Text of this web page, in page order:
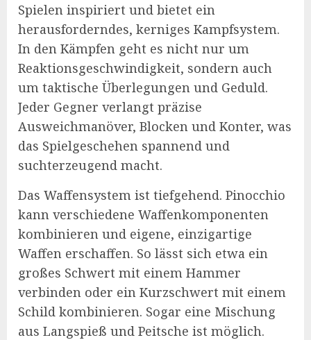
Spielen inspiriert und bietet ein
herausforderndes, kerniges Kampfsystem.
In den Kämpfen geht es nicht nur um
Reaktionsgeschwindigkeit, sondern auch
um taktische Überlegungen und Geduld.
Jeder Gegner verlangt präzise
Ausweichmanöver, Blocken und Konter, was
das Spielgeschehen spannend und
suchterzeugend macht.
Das Waffensystem ist tiefgehend. Pinocchio
kann verschiedene Waffenkomponenten
kombinieren und eigene, einzigartige
Waffen erschaffen. So lässt sich etwa ein
großes Schwert mit einem Hammer
verbinden oder ein Kurzschwert mit einem
Schild kombinieren. Sogar eine Mischung
aus Langspieß und Peitsche ist möglich.